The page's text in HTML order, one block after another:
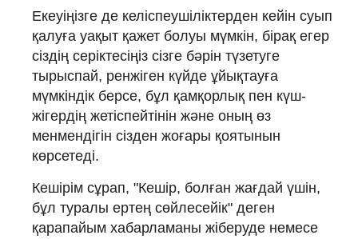
Екеуіңізге де келіспеушіліктерден кейін суып
қалуға уақыт қажет болуы мүмкін, бірақ егер
сіздің серіктесіңіз сізге бәрін түзетуге
тырыспай, ренжіген күйде ұйықтауға
мүмкіндік берсе, бұл қамқорлық пен күш-
жігердің жетіспейтінін және оның өз
менмендігін сізден жоғары қоятынын
көрсетеді.
Кешірім сұрап, "Кешір, болған жағдай үшін,
бұл туралы ертең сөйлесейік" деген
қарапайым хабарламаны жіберуде немесе